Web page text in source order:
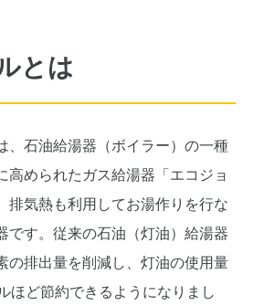
とは
、石油給湯器（ボイラー）の一種
高められたガス給湯器「エコジョ
排気熱も利用してお湯作りを行な
です。従来の石油（灯油）給湯器
の排出量を削減し、灯油の使用量
ほど節約できるようになりまし